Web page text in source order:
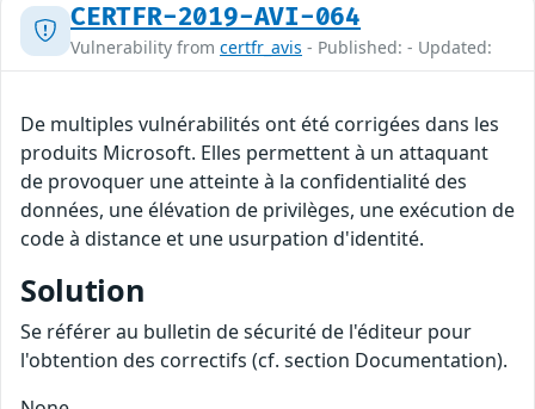
CERTFR-2019-AVI-064
Vulnerability from certfr_avis - Published: - Updated:
De multiples vulnérabilités ont été corrigées dans les
produits Microsoft. Elles permettent à un attaquant
de provoquer une atteinte à la confidentialité des
données, une élévation de privilèges, une exécution de
code à distance et une usurpation d'identité.
Solution
Se référer au bulletin de sécurité de l'éditeur pour
l'obtention des correctifs (cf. section Documentation).